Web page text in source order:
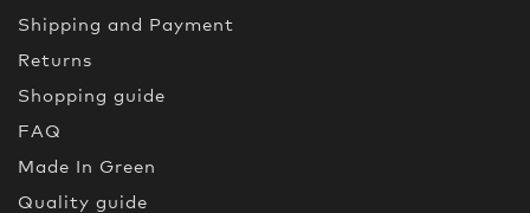
Shipping and Payment
Returns
Shopping guide
FAQ
Made In Green
Quality guide